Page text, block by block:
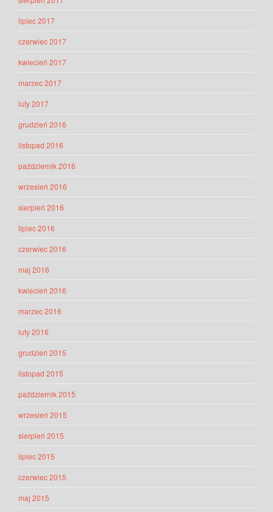
lipiec 2017
czerwiec 2017
kwiecień 2017
marzec 2017
luty 2017
grudzień 2016
listopad 2016
październik 2016
wrzesień 2016
sierpień 2016
lipiec 2016
czerwiec 2016
maj 2016
kwiecień 2016
marzec 2016
luty 2016
grudzień 2015
listopad 2015
październik 2015
wrzesień 2015
sierpień 2015
lipiec 2015
czerwiec 2015
maj 2015